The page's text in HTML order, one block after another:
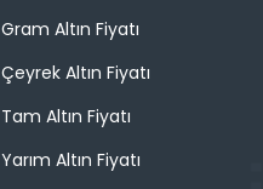
Gram Altın Fiyatı
Çeyrek Altın Fiyatı
Tam Altın Fiyatı
Yarım Altın Fiyatı